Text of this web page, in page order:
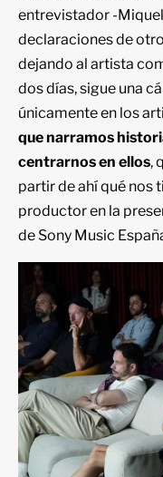
entrevistador -
declaraciones de
dejando al artista
dos días, sigue una
únicamente en los
que narramos
centrarnos en ellos,
partir de ahí qué nos
productor en la
de Sony Music